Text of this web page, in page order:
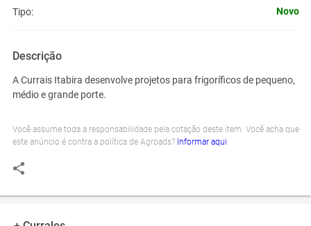
Tipo: Novo
Descrição
A Currais Itabira desenvolve projetos para frigoríficos de pequeno,
médio e grande porte.
Você assume toda a responsabilidade pela cotação deste item. Você acha que
este anúncio é contra a política de Agroads? Informar aqui